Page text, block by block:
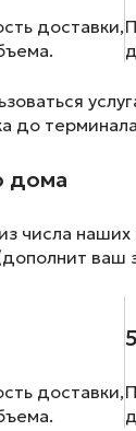
доставки,
до
дома
числа
доставки,